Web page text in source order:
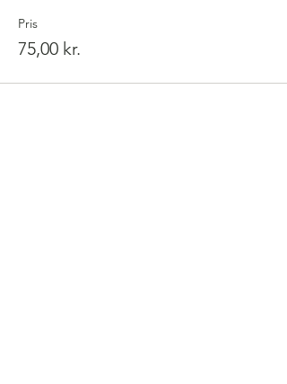
Pris
75,00 kr.